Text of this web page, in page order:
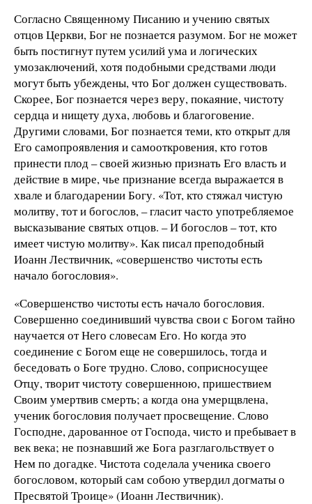
Согласно Священному Писанию и учению святых
отцов Церкви, Бог не познается разумом. Бог не может
быть постигнут путем усилий ума и логических
умозаключений, хотя подобными средствами люди
могут быть убеждены, что Бог должен существовать.
Скорее, Бог познается через веру, покаяние, чистоту
сердца и нищету духа, любовь и благоговение.
Другими словами, Бог познается теми, кто открыт для
Его самопроявления и самооткровения, кто готов
принести плод – своей жизнью признать Его власть и
действие в мире, чье признание всегда выражается в
хвале и благодарении Богу. «Тот, кто стяжал чистую
молитву, тот и богослов, – гласит часто употребляемое
высказывание святых отцов. – И богослов – тот, кто
имеет чистую молитву». Как писал преподобный
Иоанн Лествичник, «совершенство чистоты есть
начало богословия».
«Совершенство чистоты есть начало богословия.
Совершенно соединивший чувства свои с Богом тайно
научается от Него словесам Его. Но когда это
соединение с Богом еще не совершилось, тогда и
беседовать о Боге трудно. Слово, соприсносущее
Отцу, творит чистоту совершенною, пришествием
Своим умертвив смерть; а когда она умерщвлена,
ученик богословия получает просвещение. Слово
Господне, дарованное от Господа, чисто и пребывает в
век века; не познавший же Бога разглагольствует о
Нем по догадке. Чистота соделала ученика своего
богословом, который сам собою утвердил догматы о
Пресвятой Троице» (Иоанн Лествичник).